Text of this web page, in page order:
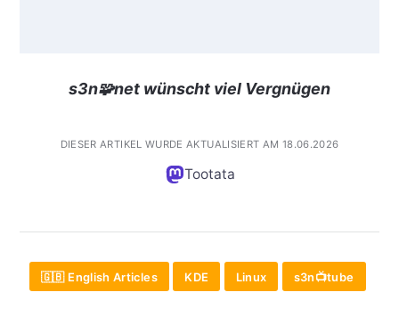
s3n🧩net wünscht viel Vergnügen
DIESER ARTIKEL WURDE AKTUALISIERT AM 18.06.2026
Tootata
🇬🇧 English Articles KDE Linux s3n📺tube